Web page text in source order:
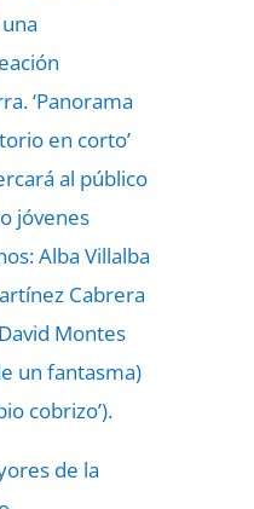
‘Panorama
en corto’
al público
jóvenes
Alba Villalba
Cabrera
Montes
un fantasma)
cobrizo’).
de la